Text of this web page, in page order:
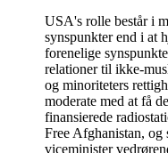
USA's rolle består i
synspunkter end i at
forenelige
relationer til ikke-
og minoriteters
moderate med at få
finansierede
Free Afghanistan, og
viceminister